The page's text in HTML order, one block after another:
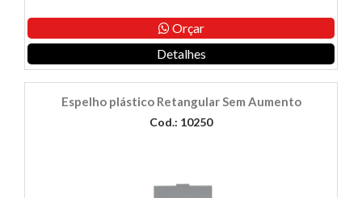
Orçar
Detalhes
Espelho plástico Retangular Sem Aumento
Cod.: 10250